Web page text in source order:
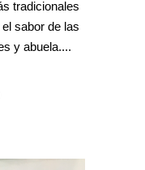
tradicionales
sabor de las
y abuela....